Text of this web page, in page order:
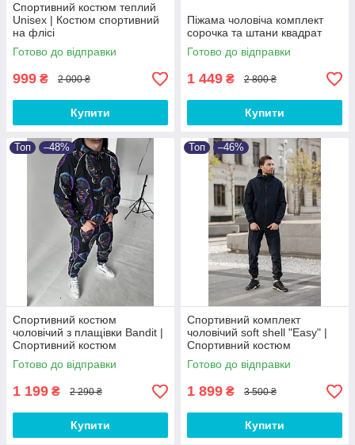
Спортивний костюм теплий
Unisex | Костюм спортивний
на флісі
Готово до відправки
999 ₴ 2 000 ₴
Купити
Піжама чоловіча комплект
сорочка та штани квадрат
Готово до відправки
1 449 ₴ 2 800 ₴
Купити
Топ –48%
Спортивний костюм
чоловічий з плащівки Bandit |
Спортивний костюм
чоловічий з принтом
Готово до відправки
1 199 ₴ 2 290 ₴
Купити
Топ –46%
Спортивний комплект
чоловічий soft shell "Easy" |
Спортивний костюм
чоловічий з плащівки куртка +
штани
Готово до відправки
1 899 ₴ 3 500 ₴
Купити